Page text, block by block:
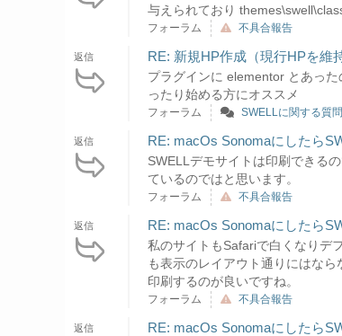
与えられており
フォーラム 不具合報告
返信 RE: 新規HP作成（現行HPを維
プラグインに elementor とあっ
ったり始める方にオススメ
フォーラム SWELLに関する質問
返信 RE: macOs Sonomaにしたら
SWELLデモサイトは印刷できる
ているのではと思います。
フォーラム 不具合報告
返信 RE: macOs Sonomaにしたら
私のサイトもSafariで白くなりデ
も表示のレイアウト通りにはな
印刷するのが良いですね。
フォーラム 不具合報告
返信 RE: macOs Sonomaにしたら